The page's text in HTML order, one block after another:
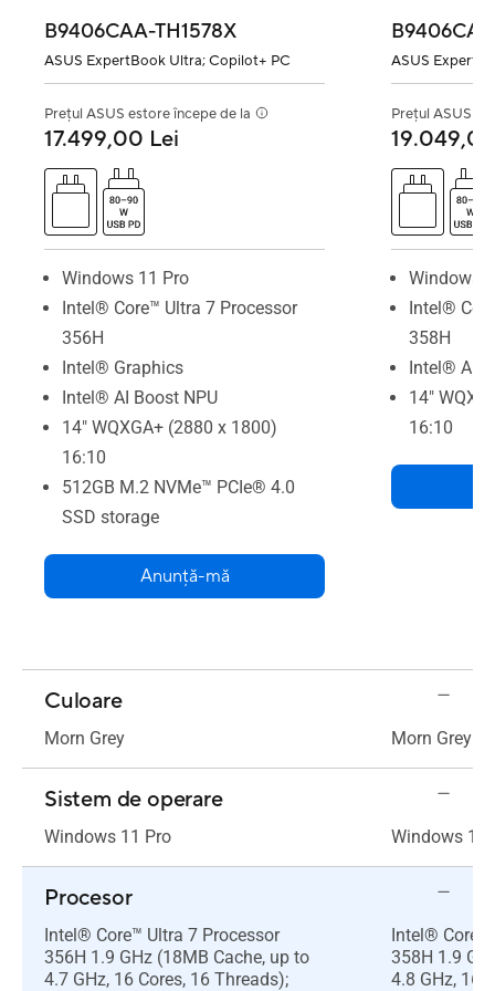
B9406CAA-TH1578X
ASUS ExpertBook Ultra; Copilot+ PC
Prețul ASUS estore începe de la
17.499,00 Lei
Windows 11 Pro
Intel® Core™ Ultra 7 Processor
356H
Intel® Graphics
Intel® AI Boost NPU
14" WQXGA+ (2880 x 1800)
16:10
512GB M.2 NVMe™ PCIe® 4.0
SSD storage
Anunță-mă
ASUS
Prețul ASUS
Windows
Intel®
358H
Intel® AI
14"
16:10
Culoare
Morn Grey Morn Grey
Sistem de operare
Windows 11 Pro Windows 11
Procesor
Intel® Core™ Ultra 7 Processor
356H 1.9 GHz (18MB Cache, up to
4.7 GHz, 16 Cores, 16 Threads);
Intel® Core™
358H 1.9
4.8 GHz, 16